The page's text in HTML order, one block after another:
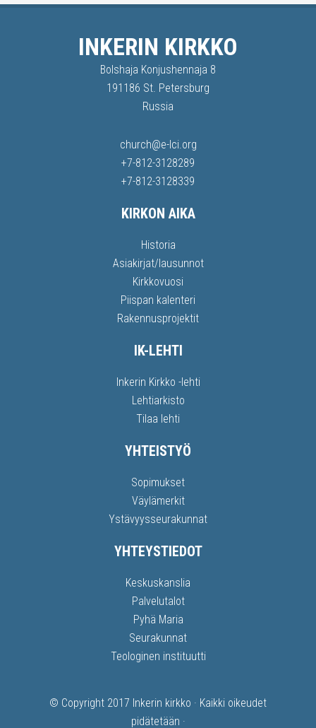
INKERIN KIRKKO
Bolshaja Konjushennaja 8
191186 St. Petersburg
Russia
church@e-lci.org
+7-812-3128289
+7-812-3128339
KIRKON AIKA
Historia
Asiakirjat/lausunnot
Kirkkovuosi
Piispan kalenteri
Rakennusprojektit
IK-LEHTI
Inkerin Kirkko -lehti
Lehtiarkisto
Tilaa lehti
YHTEISTYÖ
Sopimukset
Väylämerkit
Ystävyysseurakunnat
YHTEYSTIEDOT
Keskuskanslia
Palvelutalot
Pyhä Maria
Seurakunnat
Teologinen instituutti
© Copyright 2017 Inkerin kirkko · Kaikki oikeudet
pidätetään ·